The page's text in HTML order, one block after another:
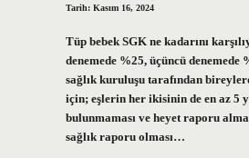
Tarih: Kasım 16, 2024
Tüp bebek SGK ne kadarını
denemede %25, üçüncü denemede
sağlık kuruluşu tarafından
için; eşlerin her ikisinin de en az 5
bulunmaması ve heyet raporu
sağlık raporu olması…